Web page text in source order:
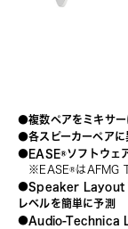
●複数ペアをミキサー
●各スピーカーペアに
●EASE®ソフトウェ
※EASE®はAFMG
●Speaker Layout
レベルを簡単に予測
●Audio-Technica